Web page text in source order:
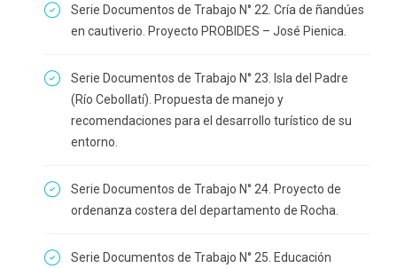
Serie Documentos de Trabajo N° 22. Cría de ñandúes
en cautiverio. Proyecto PROBIDES – José Pienica.
Serie Documentos de Trabajo N° 23. Isla del Padre
(Río Cebollatí). Propuesta de manejo y
recomendaciones para el desarrollo turístico de su
entorno.
Serie Documentos de Trabajo N° 24. Proyecto de
ordenanza costera del departamento de Rocha.
Serie Documentos de Trabajo N° 25. Educación